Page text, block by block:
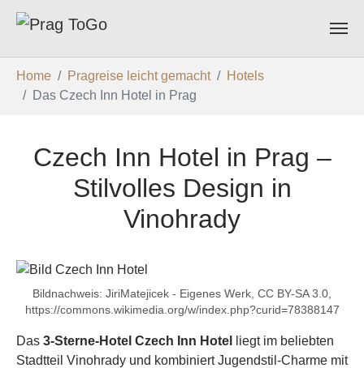
Home Pragreise leicht gemacht
Hotels
Das Czech Inn Hotel in Prag
Czech Inn Hotel in Prag –
Stilvolles Design in
Vinohrady
Bildnachweis: JiriMatejicek - Eigenes Werk, CC BY-SA 3.0,
https://commons.wikimedia.org/w/index.php?curid=78388147
Das 3‑Sterne-Hotel Czech Inn Hotel
liegt im beliebten
Stadtteil Vinohrady und kombiniert Jugendstil-Charme mit